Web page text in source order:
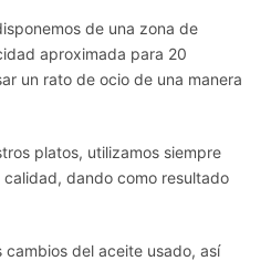
de una zona de
aproximada para 20
un rato de ocio de una manera
platos, utilizamos siempre
dando como resultado
cambios del aceite usado, así